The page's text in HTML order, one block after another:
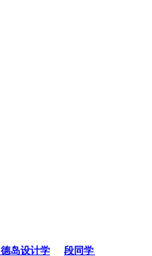
设计学 段同学、贾同学录取纽约